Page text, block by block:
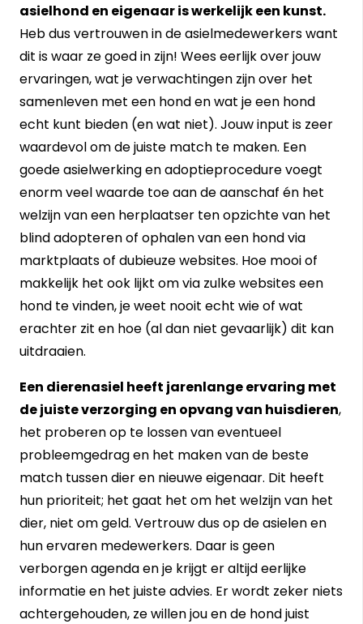
asielhond en eigenaar is werkelijk een kunst.
Heb dus vertrouwen in de asielmedewerkers want
dit is waar ze goed in zijn! Wees eerlijk over jouw
ervaringen, wat je verwachtingen zijn over het
samenleven met een hond en wat je een hond
echt kunt bieden (en wat niet). Jouw input is zeer
waardevol om de juiste match te maken. Een
goede asielwerking en adoptieprocedure voegt
enorm veel waarde toe aan de aanschaf én het
welzijn van een herplaatser ten opzichte van het
blind adopteren of ophalen van een hond via
marktplaats of dubieuze websites. Hoe mooi of
makkelijk het ook lijkt om via zulke websites een
hond te vinden, je weet nooit echt wie of wat
erachter zit en hoe (al dan niet gevaarlijk) dit kan
uitdraaien.
Een dierenasiel heeft jarenlange ervaring met
de juiste verzorging en opvang van huisdieren,
het proberen op te lossen van eventueel
probleemgedrag en het maken van de beste
match tussen dier en nieuwe eigenaar. Dit heeft
hun prioriteit; het gaat het om het welzijn van het
dier, niet om geld. Vertrouw dus op de asielen en
hun ervaren medewerkers. Daar is geen
verborgen agenda en je krijgt er altijd eerlijke
informatie en het juiste advies. Er wordt zeker niets
achtergehouden, ze willen jou en de hond juist